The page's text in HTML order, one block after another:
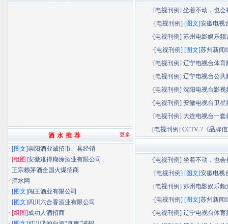
·[电视刊例]坐着不动，也会
·[电视刊例] [图文]安徽电视
·[电视刊例]苏州电影娱乐频
·[电视刊例] [图文]苏州新闻
·[电视刊例]辽宁电视台体育
·[电视刊例]辽宁电视台公共
·[电视刊例]沈阳电视台影视
·[电视刊例]安徽电视台卫星
·[电视刊例] 大连电视台一套
·[电视刊例] CCTV-7《品牌
·[电视刊例]坐着不动，也会
·[电视刊例] [图文]安徽电视
·[电视刊例]苏州电影娱乐频
·[电视刊例] [图文]苏州新闻
·[电视刊例]辽宁电视台体育
更多
酒 水 推 荐
· [图文]崇阳酒业诚招市、县经销
· [组图]安徽难得糊涂酒业有限公司...
· 正宗赖茅酒全国火爆招商
· 酒水网
· [图文]闯王酒业有限公司
· [图文] 四川六合香酒业有限公司
· [组图]成功人酒招商